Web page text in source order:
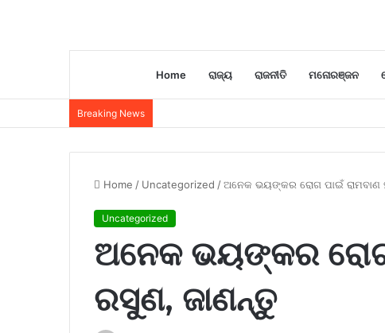
Home ରାଜ୍ୟ ରାଜନୀତି ମନୋରଞ୍ଜନ
Breaking News
Home / Uncategorized /ଅନେକ ଭୟଙ୍କର ରୋଗ ପାଇଁ ରାମବାଣ
Uncategorized
ଅନେକ ଭୟଙ୍କର ରୋଗ
ରସୁଣ, ଜାଣନ୍ତୁ